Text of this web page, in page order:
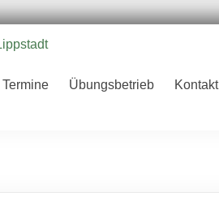
Termine Übungsbetrieb Kontakt